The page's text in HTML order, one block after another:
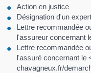
Action en justice
Désignation d'un
Lettre recommandée
l'assureur concernant
Lettre recommandée
l'assuré concernant le
chavagneux.fr/